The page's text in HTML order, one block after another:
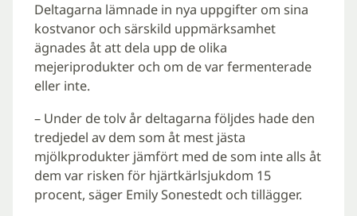
Deltagarna lämnade in nya uppgifter om sina
kostvanor och särskild uppmärksamhet
ägnades åt att dela upp de olika
mejeriprodukter och om de var fermenterade
eller inte.
– Under de tolv år deltagarna följdes hade den
tredjedel av dem som åt mest jästa
mjölkprodukter jämfört med de som inte alls åt
dem var risken för hjärtkärlsjukdom 15
procent, säger Emily Sonestedt och tillägger.